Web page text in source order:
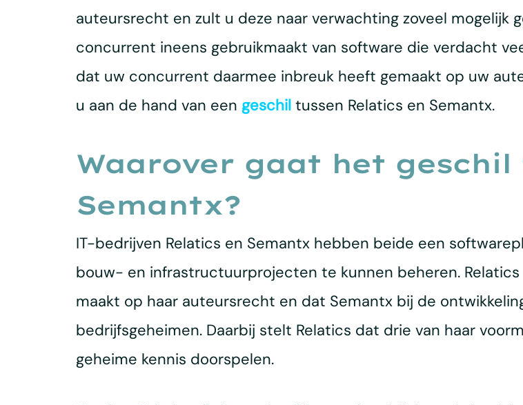
auteursrecht en zult u deze naar verwachting zoveel mogelijk
concurrent ineens gebruikmaakt van software die verdacht
dat uw concurrent daarmee inbreuk heeft gemaakt op uw
u aan de hand van een geschiltussen Relatics en Semantx.
Waarover gaat het geschil
Semantx?
IT-bedrijven Relatics en Semantx hebben beide een
bouw- en infrastructuurprojecten te kunnen beheren.
maakt op haar auteursrecht en dat Semantx bij de
bedrijfsgeheimen. Daarbij stelt Relatics dat drie van haar
geheime kennis doorspelen.